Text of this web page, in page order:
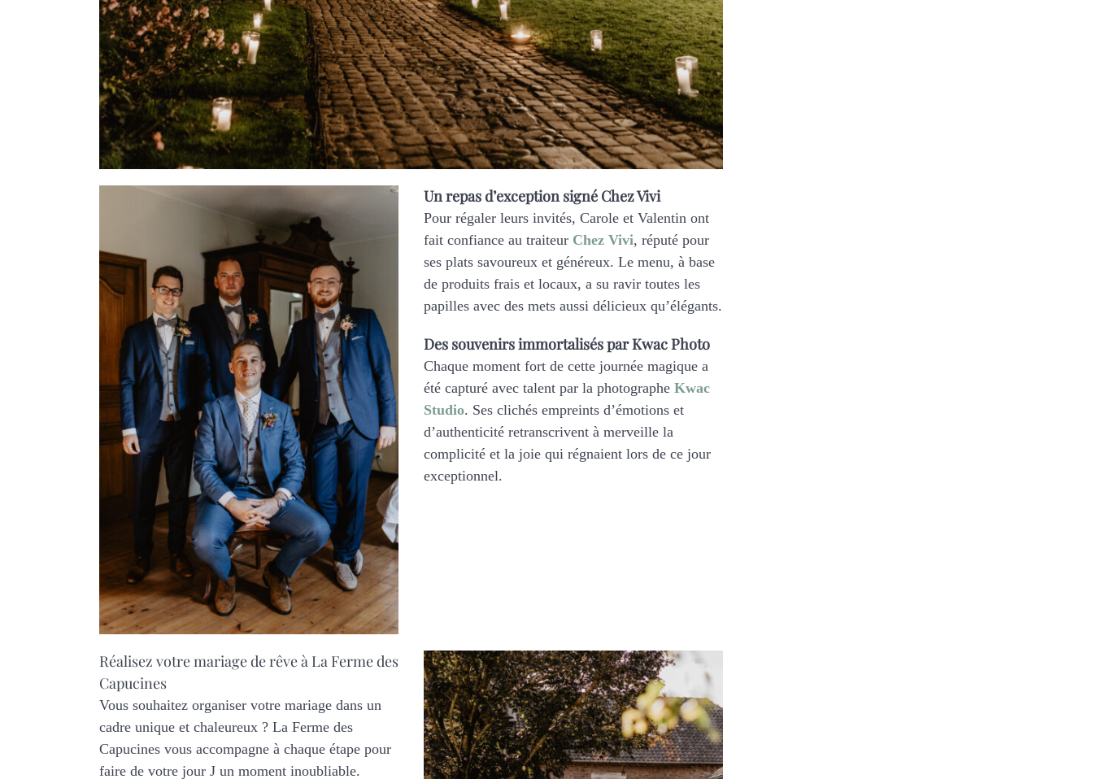
Un repas d’exception signé Chez Vivi
Pour régaler leurs invités, Carole et Valentin ont
fait confiance au traiteur Chez Vivi, réputé pour
ses plats savoureux et généreux. Le menu, à base
de produits frais et locaux, a su ravir toutes les
papilles avec des mets aussi délicieux qu’élégants.
Des souvenirs immortalisés par Kwac Photo
Chaque moment fort de cette journée magique a
été capturé avec talent par la photographe Kwac
Studio. Ses clichés empreints d’émotions et
d’authenticité retranscrivent à merveille la
complicité et la joie qui régnaient lors de ce jour
exceptionnel.
Réalisez votre mariage de rêve à La Ferme des
Capucines
Vous souhaitez organiser votre mariage dans un
cadre unique et chaleureux ? La Ferme des
Capucines vous accompagne à chaque étape pour
faire de votre jour J un moment inoubliable.